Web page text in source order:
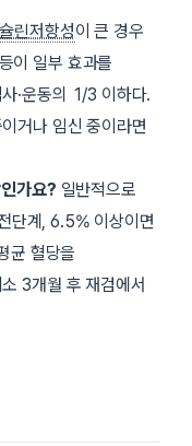
린저항성이 큰 경우
이 일부 효과를
·운동의 1/3 이하다.
거나 임신 중이라면
가요? 일반적으로
단계, 6.5% 이상이면
균 혈당을
3개월 후 재검에서